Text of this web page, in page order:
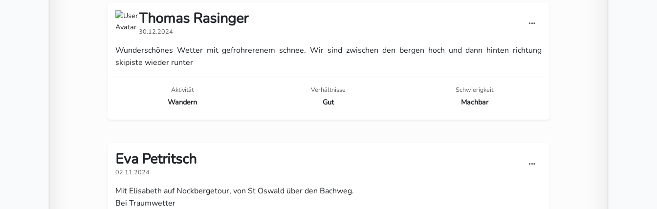
Thomas Rasinger
30.12.2024
Wunderschönes Wetter mit gefrohrerenem schnee. Wir sind zwischen den bergen hoch und dann hinten richtung
skipiste wieder runter
Aktivität
Wandern
Verhältnisse
Gut
Schwierigkeit
Machbar
Eva Petritsch
02.11.2024
Mit Elisabeth auf Nockbergetour, von St Oswald über den Bachweg.
Bei Traumwetter